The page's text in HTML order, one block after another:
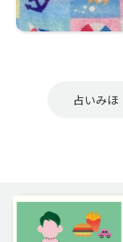
占いみほ